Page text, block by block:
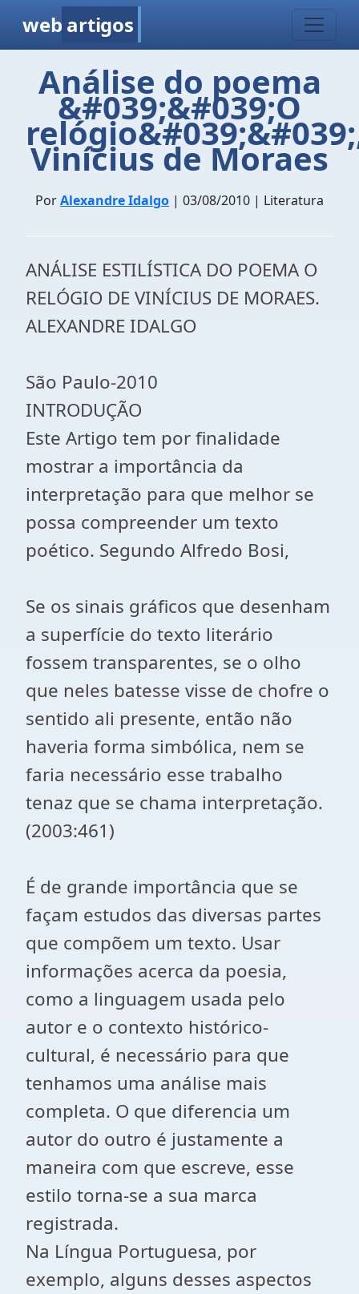
web artigos
Análise do poema
&#039;&#039;O
Vinícius de Moraes
PorAlexandre Idalgo | 03/08/2010 | Literatura
ANÁLISE ESTILÍSTICA DO POEMA O
RELÓGIO DE VINÍCIUS DE MORAES.
ALEXANDRE IDALGO
São Paulo-2010
INTRODUÇÃO
Este Artigo tem por finalidade
mostrar a importância da
interpretação para que melhor se
possa compreender um texto
poético. Segundo Alfredo Bosi,
Se os sinais gráficos que desenham
a superfície do texto literário
fossem transparentes, se o olho
que neles batesse visse de chofre o
sentido ali presente, então não
haveria forma simbólica, nem se
faria necessário esse trabalho
tenaz que se chama interpretação.
(2003:461)
É de grande importância que se
façam estudos das diversas partes
que compõem um texto. Usar
informações acerca da poesia,
como a linguagem usada pelo
autor e o contexto histórico-
cultural, é necessário para que
tenhamos uma análise mais
completa. O que diferencia um
autor do outro é justamente a
maneira com que escreve, esse
estilo torna-se a sua marca
registrada.
Na Língua Portuguesa, por
exemplo, alguns desses aspectos